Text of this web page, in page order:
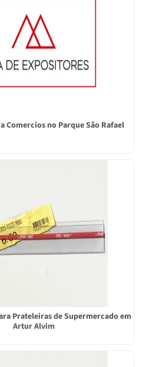
Comercios no Parque São Rafael
Prateleiras de Supermercado em
Artur Alvim